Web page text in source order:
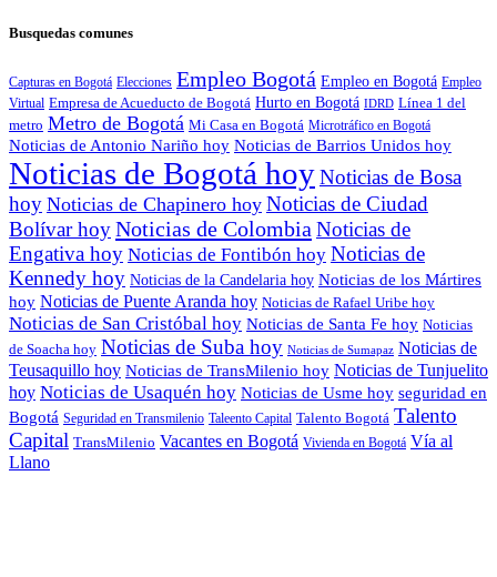
Busquedas comunes
Capturas en Bogotá Elecciones Empleo Bogotá Empleo en Bogotá Empleo
Virtual Empresa de Acueducto de Bogotá Hurto en Bogotá IDRD Línea 1 del
metro Metro de Bogotá Mi Casa en Bogotá Microtráfico en Bogotá
Noticias de Antonio Nariño hoy Noticias de Barrios Unidos hoy
Noticias de Bogotá hoyNoticias de Bosa
hoy Noticias de Chapinero hoy Noticias de Ciudad
Bolívar hoyNoticias de Colombia Noticias de
Engativa hoy Noticias de Fontibón hoy Noticias de
Kennedy hoy Noticias de la Candelaria hoy Noticias de los Mártires
hoy Noticias de Puente Aranda hoy Noticias de Rafael Uribe hoy
Noticias de San Cristóbal hoy Noticias de Santa Fe hoy Noticias
de Soacha hoy Noticias de Suba hoy Noticias de Sumapaz Noticias de
Teusaquillo hoy Noticias de TransMilenio hoy Noticias de Tunjuelito
hoy Noticias de Usaquén hoy Noticias de Usme hoy seguridad en
Bogotá Seguridad en Transmilenio Taleento Capital Talento Bogotá Talento
Capital TransMilenio Vacantes en Bogotá Vivienda en Bogotá Vía al
Llano